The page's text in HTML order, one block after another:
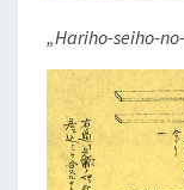
„Hariho-seiho-